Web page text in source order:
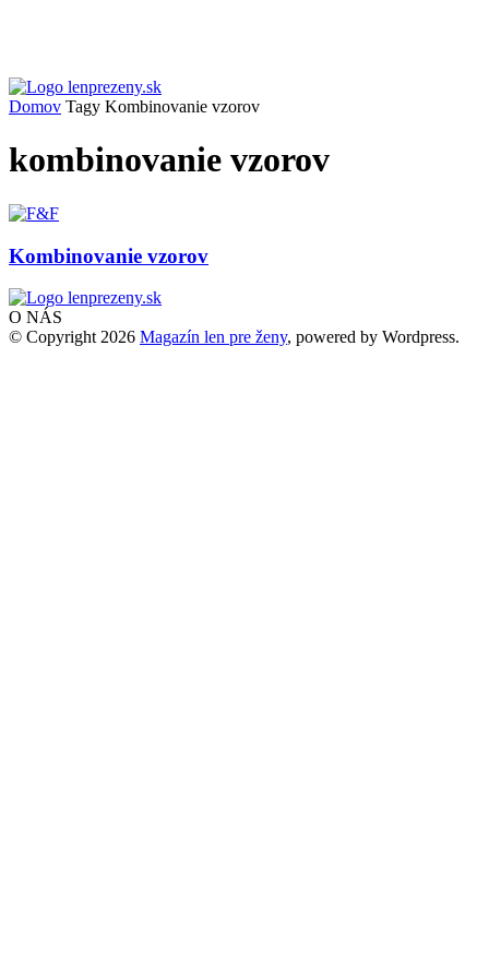
Domov Tagy Kombinovanie vzorov
kombinovanie vzorov
Kombinovanie vzorov
O NÁS
© Copyright 2026 Magazín len pre ženy, powered by Wordpress.